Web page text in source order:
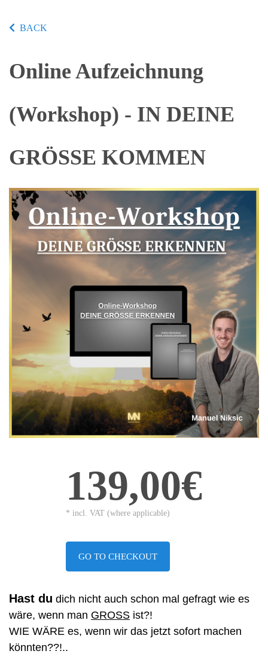
BACK
Online Aufzeichnung
(Workshop) - IN DEINE
GRÖSSE KOMMEN
139,00€
* incl. VAT (where applicable)
GO TO CHECKOUT
Hast du dich nicht auch schon mal gefragt wie es
wäre, wenn man GROSS ist?!
WIE WÄRE es, wenn wir das jetzt sofort machen
könnten??!..